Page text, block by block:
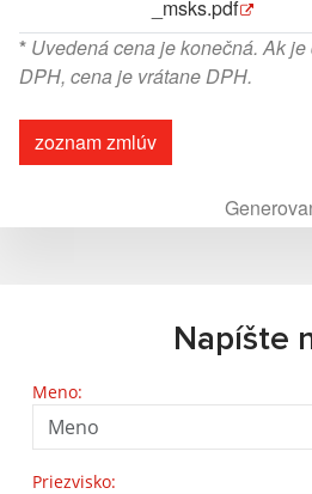
_msks.pdf
* Uvedená cena je konečná. Ak
DPH, cena je vrátane DPH.
zoznam zmlúv
Napíšte
Meno:
Priezvisko: